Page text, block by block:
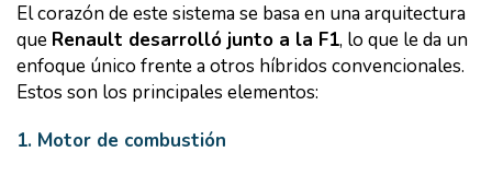
El corazón de este sistema se basa en una arquitectura
que Renault desarrolló junto a la F1, lo que le da un
enfoque único frente a otros híbridos convencionales.
Estos son los principales elementos:
1. Motor de combustión